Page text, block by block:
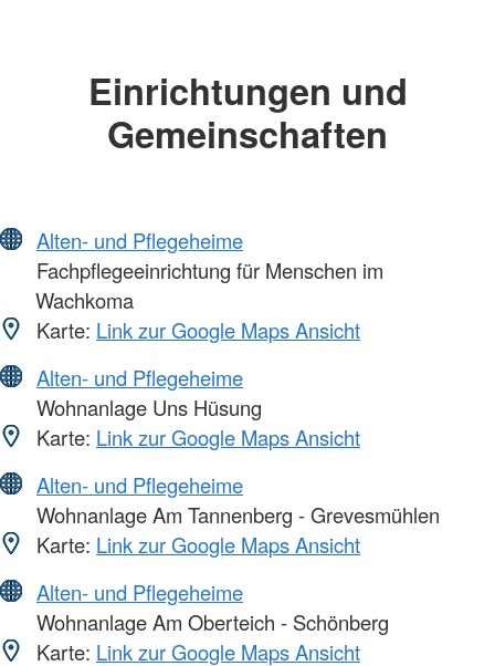
Einrichtungen und
Gemeinschaften
Alten- und Pflegeheime
Fachpflegeeinrichtung für Menschen im
Wachkoma
Karte: Link zur Google Maps Ansicht
Alten- und Pflegeheime
Wohnanlage Uns Hüsung
Karte: Link zur Google Maps Ansicht
Alten- und Pflegeheime
Wohnanlage Am Tannenberg - Grevesmühlen
Karte: Link zur Google Maps Ansicht
Alten- und Pflegeheime
Wohnanlage Am Oberteich - Schönberg
Karte: Link zur Google Maps Ansicht